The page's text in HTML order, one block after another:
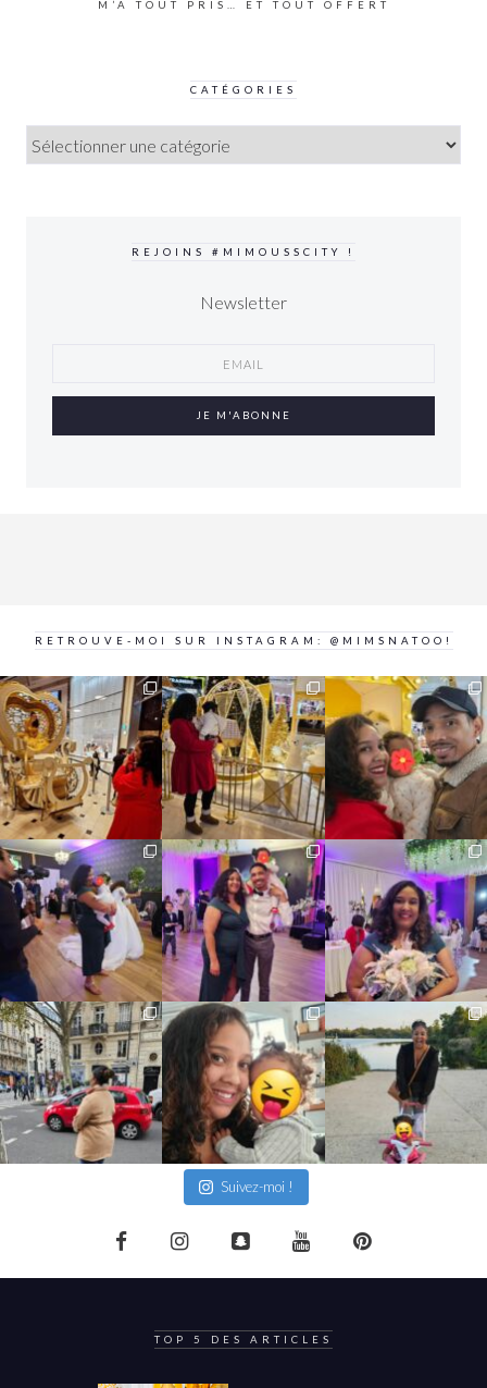
M’A TOUT PRIS… ET TOUT OFFERT
CATÉGORIES
REJOINS #MIMOUSSCITY !
Newsletter
RETROUVE-MOI SUR INSTAGRAM: @MIMSNATOO!
Suivez-moi !
TOP 5 DES ARTICLES